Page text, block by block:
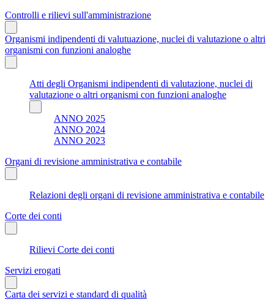
Controlli e rilievi sull'amministrazione
Organismi indipendenti di valutuazione, nuclei di valutazione o altri
organismi con funzioni analoghe
Atti degli Organismi indipendenti di valutazione, nuclei di
valutazione o altri organismi con funzioni analoghe
ANNO 2025
ANNO 2024
ANNO 2023
Organi di revisione amministrativa e contabile
Relazioni degli organi di revisione amministrativa e contabile
Corte dei conti
Rilievi Corte dei conti
Servizi erogati
Carta dei servizi e standard di qualità